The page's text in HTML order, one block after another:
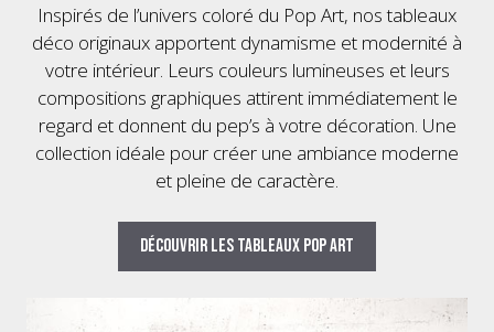
Inspirés de l’univers coloré du Pop Art, nos tableaux
déco originaux apportent dynamisme et modernité à
votre intérieur. Leurs couleurs lumineuses et leurs
compositions graphiques attirent immédiatement le
regard et donnent du pep’s à votre décoration. Une
collection idéale pour créer une ambiance moderne
et pleine de caractère.
Découvrir les tableaux pop art